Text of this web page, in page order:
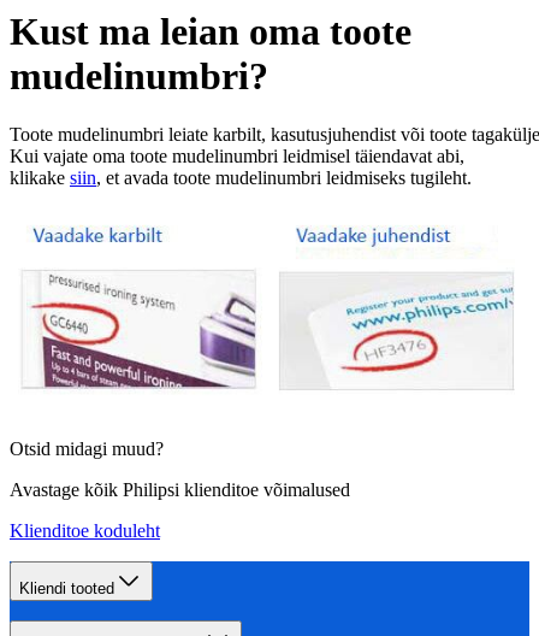
Kust ma leian oma toote
mudelinumbri?
Toote mudelinumbri leiate karbilt, kasutusjuhendist või toote
Kui vajate oma toote mudelinumbri leidmisel täiendavat abi,
klikake siin, et avada toote mudelinumbri leidmiseks tugileht.
Otsid midagi muud?
Avastage kõik Philipsi klienditoe võimalused
Klienditoe koduleht
Kliendi tooted